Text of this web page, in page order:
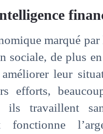
marqué
sociale, de plus
leur
efforts,
travaillent
fonctionne